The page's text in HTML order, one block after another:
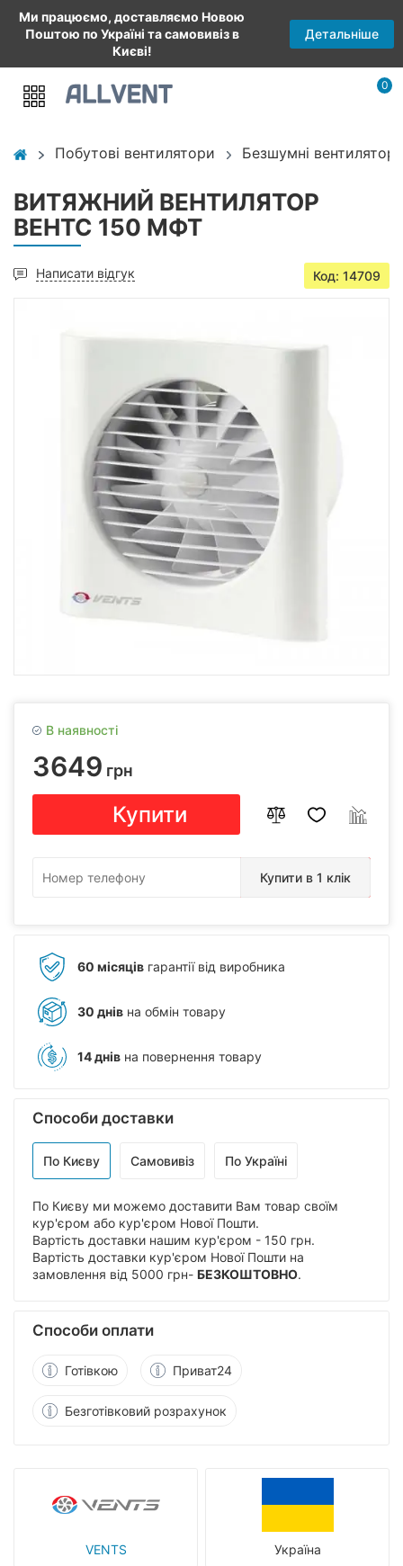
Ми працюємо, доставляємо Новою
Поштою по Україні та самовивіз в
Києві!
Детальніше
0
Побутові вентилятори Безшумні
ВИТЯЖНИЙ ВЕНТИЛЯТОР
ВЕНТС 150 МФТ
Написати відгук Код: 14709
VENTS Україна
В наявності
3649 грн
Купити
Купити в 1 клік
60 місяців гарантії від виробника
30 днів на обмін товару
14 днів на повернення товару
Способи доставки
По Києву Самовивіз По Україні
По Києву ми можемо доставити Вам товар своїм
кур'єром або кур'єром Нової Пошти.
Вартість доставки нашим кур'єром - 150 грн.
Вартість доставки кур'єром Нової Пошти на
замовлення від 5000 грн- БЕЗКОШТОВНО.
Способи оплати
Готівкою Приват24
Безготівковий розрахунок